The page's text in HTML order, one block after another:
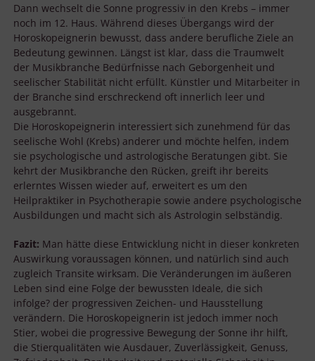
Dann wechselt die Sonne progressiv in den Krebs – immer
noch im 12. Haus. Während dieses Übergangs wird der
Horoskopeignerin bewusst, dass andere berufliche Ziele an
Bedeutung gewinnen. Längst ist klar, dass die Traumwelt
der Musikbranche Bedürfnisse nach Geborgenheit und
seelischer Stabilität nicht erfüllt. Künstler und Mitarbeiter in
der Branche sind erschreckend oft innerlich leer und
ausgebrannt.
Die Horoskopeignerin interessiert sich zunehmend für das
seelische Wohl (Krebs) anderer und möchte helfen, indem
sie psychologische und astrologische Beratungen gibt. Sie
kehrt der Musikbranche den Rücken, greift ihr bereits
erlerntes Wissen wieder auf, erweitert es um den
Heilpraktiker in Psychotherapie sowie andere psychologische
Ausbildungen und macht sich als Astrologin selbständig.
Fazit: Man hätte diese Entwicklung nicht in dieser konkreten
Auswirkung voraussagen können, und natürlich sind auch
zugleich Transite wirksam. Die Veränderungen im äußeren
Leben sind eine Folge der bewussten Ideale, die sich
infolge? der progressiven Zeichen- und Hausstellung
verändern. Die Horoskopeignerin ist jedoch immer noch
Stier, wobei die progressive Bewegung der Sonne ihr hilft,
die Stierqualitäten wie Ausdauer, Zuverlässigkeit, Genuss,